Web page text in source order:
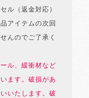
ル（返金対応）
アイテムの次回
んのでご了承く
ル、緩衝材など
ます。破損があ
いたします。破